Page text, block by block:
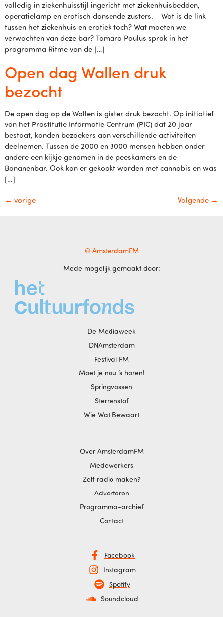
volledig in ziekenhuisstijl ingericht met ziekenhuisbedden,
operatielamp en erotisch dansende zusters. Wat is de link
tussen het ziekenhuis en erotiek toch? Wat moeten we
verwachten van deze bar? Tamara Paulus sprak in het
programma Ritme van de […]
Open dag Wallen druk
bezocht
De open dag op de Wallen is gister druk bezocht. Op initiatief
van het Prostitutie Informatie Centrum (PIC) dat 20 jaar
bestaat, konden bezoekers aan verschillende activiteiten
deelnemen. Tussen de 2000 en 3000 mensen hebben onder
andere een kijkje genomen in de peeskamers en de
Bananenbar. Ook kon er gekookt worden met cannabis en was
[…]
← vorige Volgende →
© AmsterdamFM
Mede mogelijk gemaakt door:
De Mediaweek
DNAmsterdam
Festival FM
Moet je nou ‘s horen!
Springvossen
Sterrenstof
Wie Wat Bewaart
Over AmsterdamFM
Medewerkers
Zelf radio maken?
Adverteren
Programma-archief
Contact
Facebook
Instagram
Spotify
Soundcloud